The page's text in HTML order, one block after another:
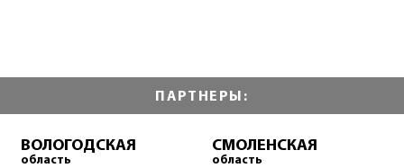
ПАРТНЕРЫ:
ВОЛОГОДСКАЯ
область
СМОЛЕНСКАЯ
область